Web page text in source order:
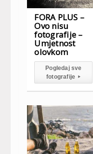
FORA PLUS –
Ovo nisu
fotografije –
Umjetnost
olovkom
Pogledaj sve
fotografije▸